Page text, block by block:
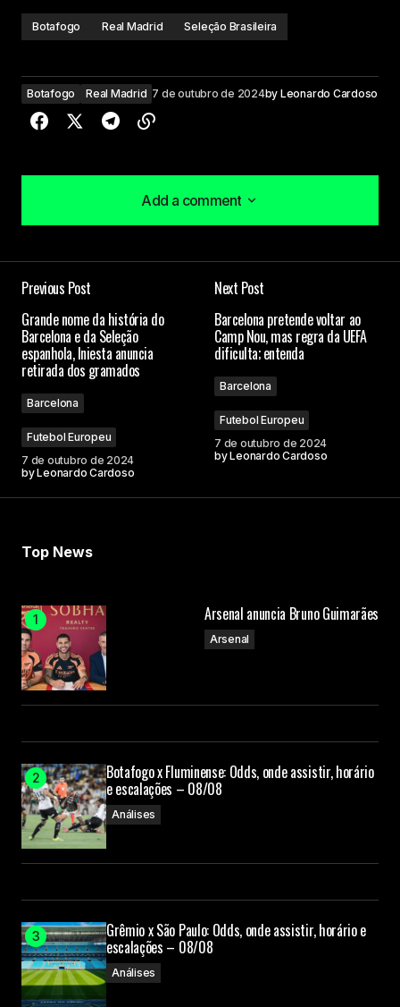
Botafogo Real Madrid Seleção Brasileira
Botafogo Real Madrid 7 de outubro de 2024by Leonardo Cardoso
Add a comment
Add a comment
Campos obrigatórios são marcados com*
Comment*
Your Name
Previous Post
Grande nome da história do
Barcelona e da Seleção
espanhola, Iniesta anuncia
retirada dos gramados
Barcelona
Futebol Europeu
7 de outubro de 2024
byLeonardo Cardoso
Next Post
Barcelona pretende voltar ao
Camp Nou, mas regra da UEFA
dificulta; entenda
Barcelona
Futebol Europeu
7 de outubro de 2024
byLeonardo Cardoso
Top News
Arsenal anuncia Bruno Guimarães
Arsenal
Botafogo x Fluminense: Odds, onde assistir, horário
e escalações – 08/08
Análises
Grêmio x São Paulo: Odds, onde assistir, horário e
escalações – 08/08
Análises